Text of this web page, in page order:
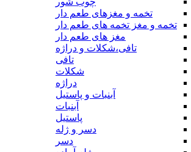
تخمه و مغزهای طعم دار
تخمه و مغز تخمه های طعم دار
مغز های طعم دار
تافی،شکلات و دراژه
تافی
شکلات
دراژه
آبنبات و پاستیل
آبنبات
پاستیل
دسر و ژله
دسر